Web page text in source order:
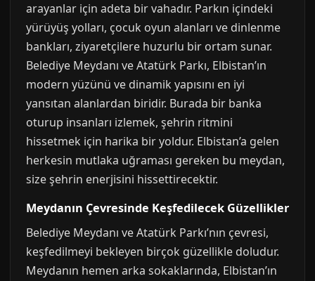
arayanlar için adeta bir vahadır. Parkın içindeki
yürüyüş yolları, çocuk oyun alanları ve dinlenme
bankları, ziyaretçilere huzurlu bir ortam sunar.
Belediye Meydanı ve Atatürk Parkı, Elbistan’ın
modern yüzünü ve dinamik yapısını en iyi
yansıtan alanlardan biridir. Burada bir banka
oturup insanları izlemek, şehrin ritmini
hissetmek için harika bir yoldur. Elbistan’a gelen
herkesin mutlaka uğraması gereken bu meydan,
size şehrin enerjisini hissettirecektir.
Meydanın Çevresinde Keşfedilecek Güzellikler
Belediye Meydanı ve Atatürk Parkı’nın çevresi,
keşfedilmeyi bekleyen birçok güzellikle doludur.
Meydanın hemen arka sokaklarında, Elbistan’ın